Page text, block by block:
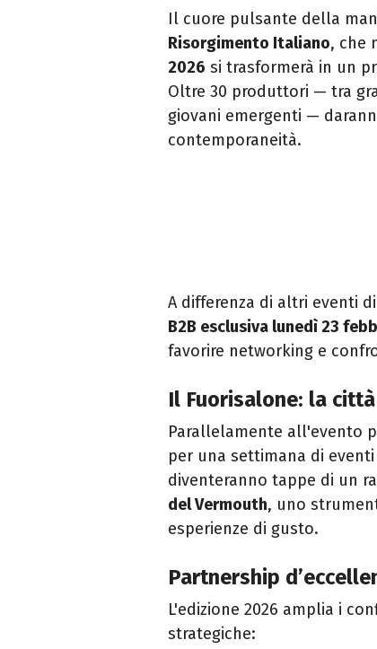
Il cuore pulsante della
Risorgimento Italiano, che
2026 si trasformerà in un
Oltre 30 produttori — tra
giovani emergenti —
contemporaneità.
A differenza di altri eventi
B2B esclusiva lunedì 23
favorire networking e
Il Fuorisalone: la
Parallelamente all'evento
per una settimana di
diventeranno tappe di un
del Vermouth, uno
esperienze di gusto.
Partnership
L'edizione 2026 amplia i
strategiche: